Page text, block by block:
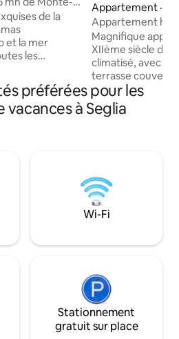
de la
et la mer
les
jardin et la
un
la propriété
se
de
restaurants et
Appartement ·
Vence
Appartement
maison de
Magnifique
XIIème siècle de
climatisé, avec
terrasse
la mer et les
village médiéval
légendaire
France et
site Web
design,
intérieure
préférées pour les
vacances à Seglia
Wi-Fi
Stationnement
gratuit sur place